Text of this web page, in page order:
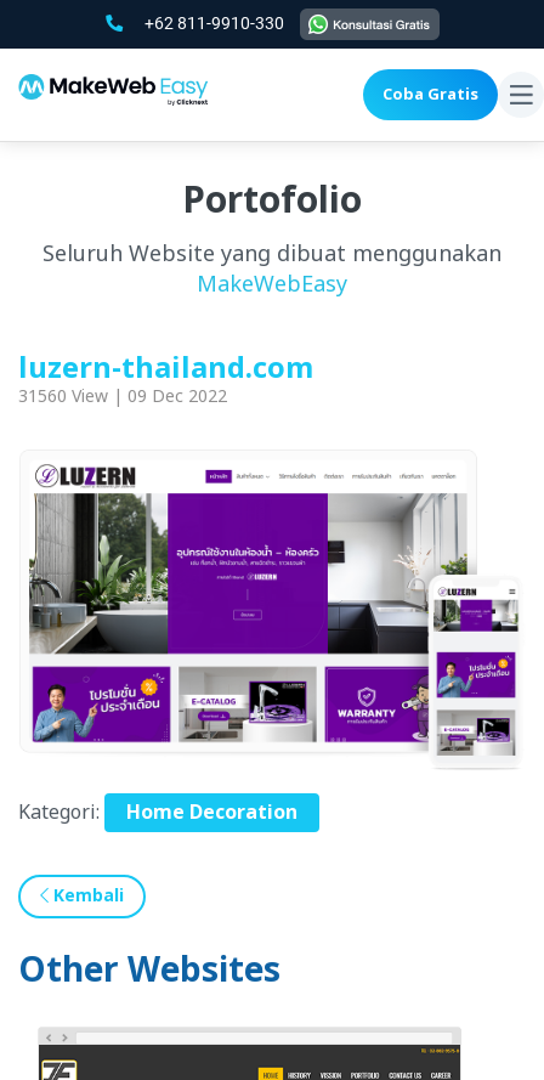
+62 811-9910-330
Coba Gratis
Portofolio
Seluruh Website yang dibuat menggunakan
MakeWebEasy
luzern-thailand.com
31560 View | 09 Dec 2022
Kategori: Home Decoration
Kembali
Other Websites